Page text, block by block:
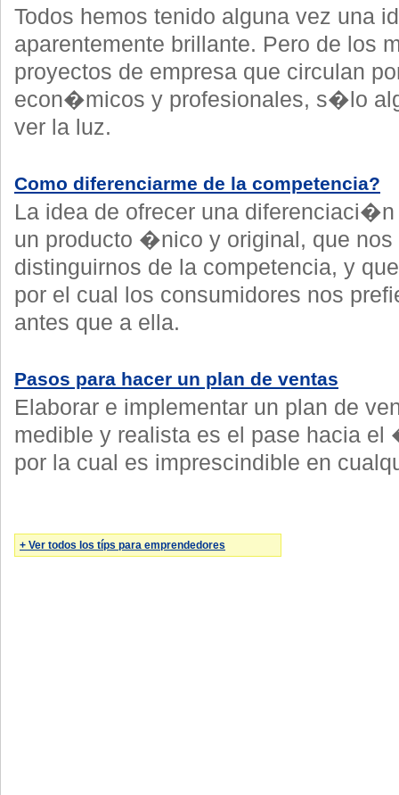
Todos hemos tenido alguna vez una
aparentemente brillante. Pero de los
proyectos de empresa que circulan
econ�micos y profesionales, s�lo
ver la luz.
Como diferenciarme de la competencia?
La idea de ofrecer una
un producto �nico y original, que nos
distinguirnos de la competencia, y
por el cual los consumidores nos
antes que a ella.
Pasos para hacer un plan de ventas
Elaborar e implementar un plan de
medible y realista es el pase hacia
por la cual es imprescindible en
+ Ver todos los típs para emprendedores